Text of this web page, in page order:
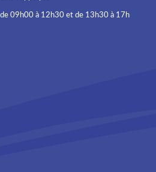
09h00 à 12h30 et de 13h30 à 17h